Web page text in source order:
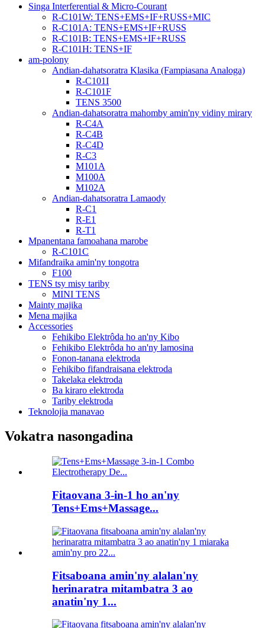
Singa Interferential & Micro-Courant
R-C101W: TENS+EMS+IF+RUSS+MIC
R-C101A: TENS+EMS+IF+RUSS
R-C101B: TENS+EMS+IF+RUSS
R-C101H: TENS+IF
am-polony
Andian-dahatsoratra Klasika (Fampiasana Analoga)
R-C101I
R-C101F
TENS 3500
Andian-dahatsoratra mahomby amin'ny vidiny mirary
R-C4A
R-C4B
R-C4D
R-C3
M101A
M100A
M102A
Andian-dahatsoratra Lamaody
R-C1
R-E1
R-T1
Mpanentana famoahana marobe
R-C101C
Mifandraika amin'ny tongotra
F100
TENS tsy misy tariby
MINI TENS
Mainty majika
Mena majika
Accessories
Fehikibo Elektrôda ho an'ny Kibo
Fehikibo Elektrôda ho an'ny lamosina
Fonon-tanana elektroda
Fehikibo fifandraisana elektroda
Takelaka elektroda
Ba kiraro elektroda
Tariby elektroda
Teknolojia manavao
Vokatra nasongadina
Fitaovana 3-in-1 ho an'ny
Tens+Ems+Massage...
Fitsaboana amin'ny alalan'ny
herinaratra mitambatra 3 ao
anatin'ny 1...